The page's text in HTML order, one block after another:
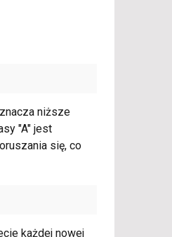
niższe
"A" jest
się, co
każdej nowej